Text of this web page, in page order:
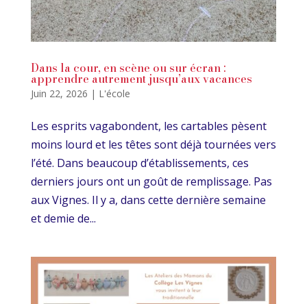
Dans la cour, en scène ou sur écran :
apprendre autrement jusqu’aux vacances
Juin 22, 2026 | L'école
Les esprits vagabondent, les cartables pèsent
moins lourd et les têtes sont déjà tournées vers
l’été. Dans beaucoup d’établissements, ces
derniers jours ont un goût de remplissage. Pas
aux Vignes. Il y a, dans cette dernière semaine
et demie de...